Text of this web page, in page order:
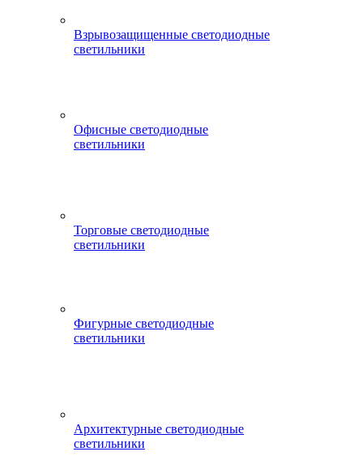
Взрывозащищенные светодиодные
светильники
Офисные светодиодные
светильники
Торговые светодиодные
светильники
Фигурные светодиодные
светильники
Архитектурные светодиодные
светильники